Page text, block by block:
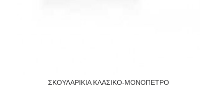
ΣΚΟΥΛΑΡΙΚΙΑ ΚΛΑΣΙΚΟ-ΜΟΝΟΠΕΤΡΟ